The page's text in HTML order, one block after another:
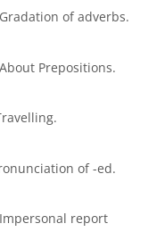
of adverbs.
Prepositions.
of -ed.
report